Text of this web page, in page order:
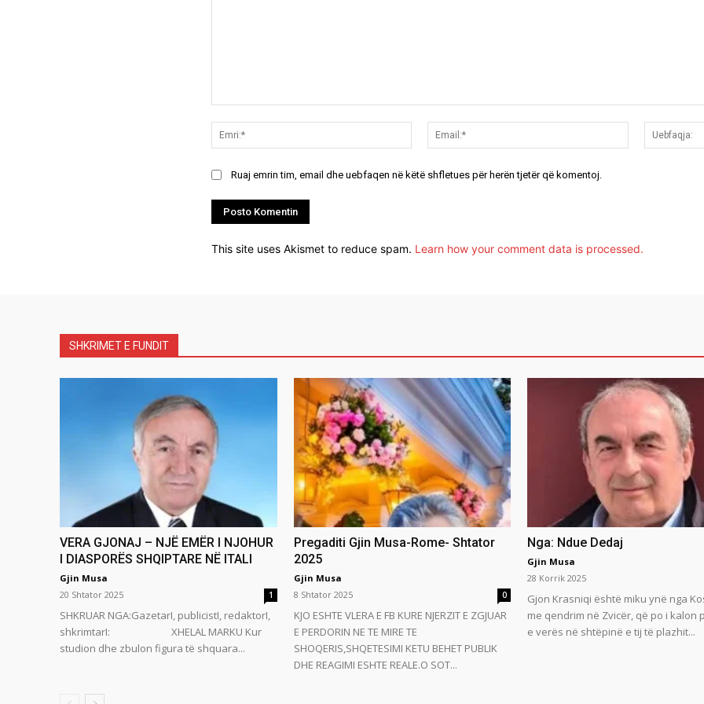
Emri:*
Email:*
Ruaj emrin tim, email dhe uebfaqen në këtë shfletues për herën tjetër që komentoj.
This site uses Akismet to reduce spam. Learn how your comment data is processed.
SHKRIMET E FUNDIT
VERA GJONAJ – NJË EMËR I NJOHUR
I DIASPORËS SHQIPTARE NË ITALI
Gjin Musa
20 Shtator 2025
1
SHKRUAR NGA:GazetarI, publicistI, redaktorI,
shkrimtarI: XHELAL MARKU Kur
studion dhe zbulon figura të shquara...
Pregaditi Gjin Musa-Rome- Shtator
2025
Gjin Musa
8 Shtator 2025
0
KJO ESHTE VLERA E FB KURE NJERZIT E ZGJUAR
E PERDORIN NE TE MIRE TE
SHOQERIS,SHQETESIMI KETU BEHET PUBLIK
DHE REAGIMI ESHTE REALE.O SOT...
Nga: Ndue Dedaj
Gjin Musa
28 Korrik 2025
Gjon Krasniqi është miku ynë nga
me qendrim në Zvicër, që po i kalon
e verës në shtëpinë e tij të plazhit...